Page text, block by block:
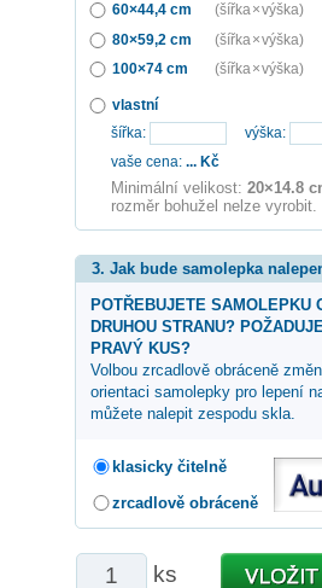
60×44,4 cm
(šířka × výška)
80×59,2 cm
(šířka × výška)
100×74 cm
(šířka × výška)
vlastní
šířka:
výška:
vaše cena: ... Kč
Minimální velikost: 20×14.8
rozměr bohužel nelze vyrobit.
3. Jak bude samolepka
POTŘEBUJETE SAMOLEPKU
DRUHOU STRANU?
PRAVÝ KUS?
Volbou zrcadlově obráceně
orientaci samolepky pro lepení
můžete nalepit zespodu skla.
klasicky čitelně
zrcadlově obráceně
ks